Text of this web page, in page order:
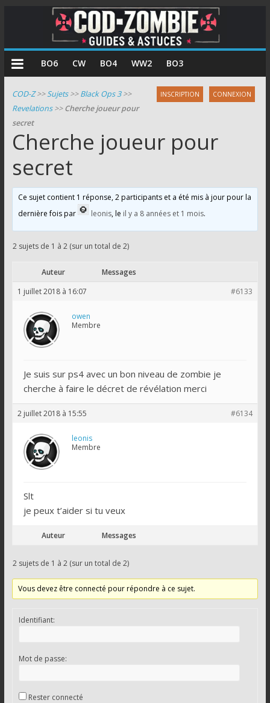
COD
Zombie
Guides
et
astuces
le
mode
zombie
de
Call
of
BO6 CW BO4 WW2 BO3
INSCRIPTION CONNEXION
COD-Z>>Sujets>>Black Ops 3>>
Revelations>>Cherche joueur pour
secret
Cherche joueur pour
secret
Ce sujet contient 1 réponse, 2 participants et a été mis à jour pour la
dernière fois par
leonis, le il y a 8 années et 1 mois.
2 sujets de 1 à 2 (sur un total de 2)
Auteur
Messages
1 juillet 2018 à 16:07
#6133
owen
Membre
Je suis sur ps4 avec un bon niveau de zombie je
cherche à faire le décret de révélation merci
2 juillet 2018 à 15:55 #6134
leonis
Membre
Slt
je peux t’aider si tu veux
Auteur Messages
2 sujets de 1 à 2 (sur un total de 2)
Vous devez être connecté pour répondre à ce sujet.
Identifiant:
Mot de passe:
Rester connecté